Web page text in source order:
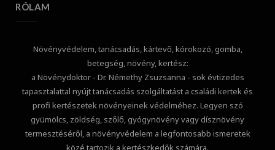
RÓLAM
Növényvédelem, tanácsadás, kártevő, kórokozó, gomba,
betegség, növény, kertész:
a Növénydoktor - Dr. Némethy Zsuzsanna - sok évtizedes
tapasztalattal nyújt tanácsadás szolgáltatást a családi kertek és
profi kertészetek növényeinek védelméhez. Legyen szó
gyümölcs, zöldség, szőlő, gyógynövény vagy dísznövény
termesztéséről, a növényvédelem a legfontosabb ismeretek
közé tartozik a kertészkedők számára.